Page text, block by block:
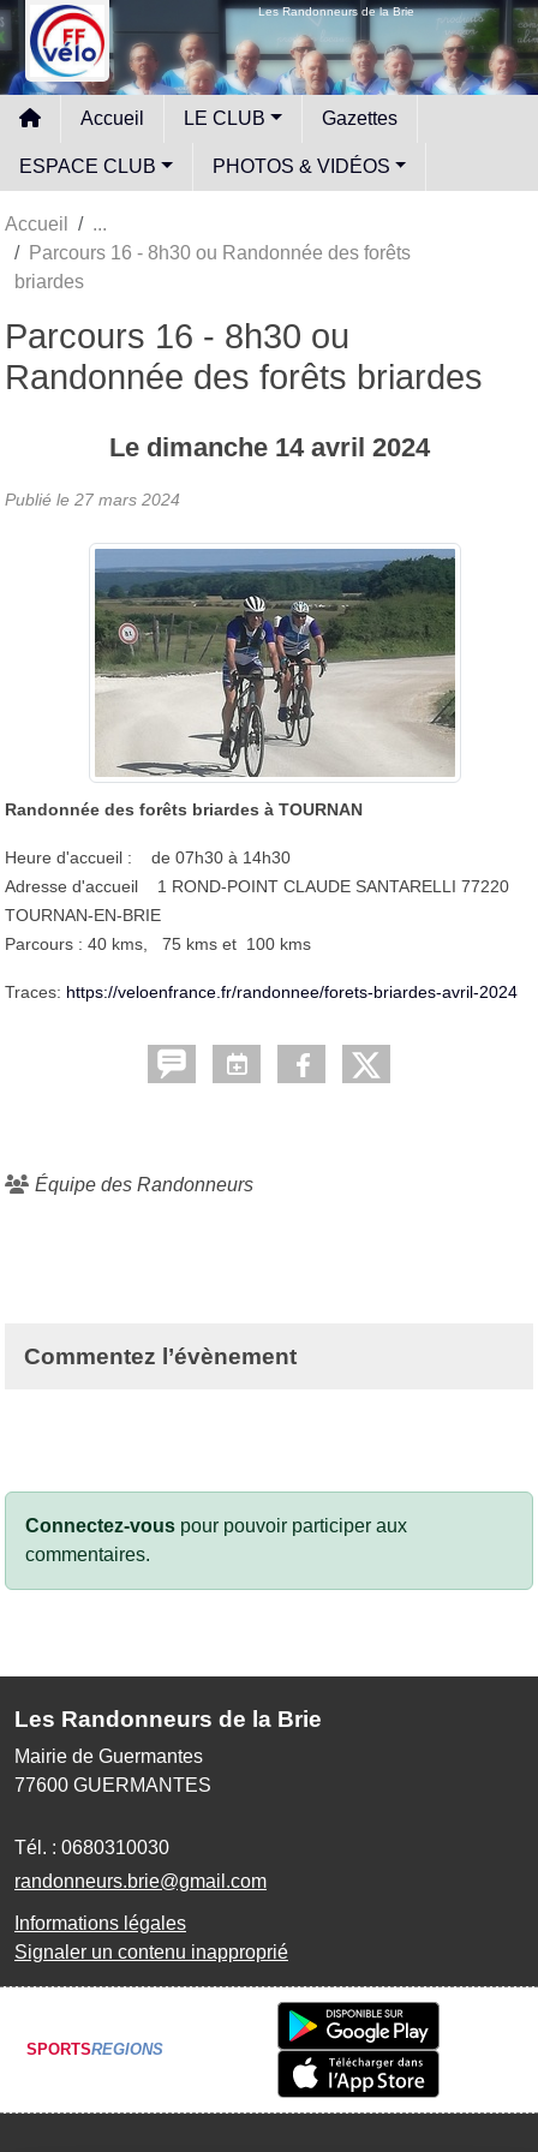
Les Randonneurs de la Brie
Accueil LE CLUB Gazettes
ESPACE CLUB PHOTOS & VIDÉOS
Accueil
Parcours 16 - 8h30 ou Randonnée des forêts
briardes
Parcours 16 - 8h30 ou
Randonnée des forêts briardes
Le dimanche 14 avril 2024
Publié le 27 mars 2024
Randonnée des forêts briardes à TOURNAN
Heure d'accueil : de 07h30 à 14h30
Adresse d'accueil 1 ROND-POINT CLAUDE SANTARELLI 77220
TOURNAN-EN-BRIE
Parcours : 40 kms, 75 kms et 100 kms
Traces: https://veloenfrance.fr/randonnee/forets-briardes-avril-2024
Équipe des Randonneurs
Commentez l’évènement
Connectez-vous pour pouvoir participer aux
commentaires.
Les Randonneurs de la Brie
Mairie de Guermantes
77600 GUERMANTES
Tél. : 0680310030
randonneurs.brie@gmail.com
Informations légales
Signaler un contenu inapproprié
SPORTSREGIONS
Panneau de gestion des cookies